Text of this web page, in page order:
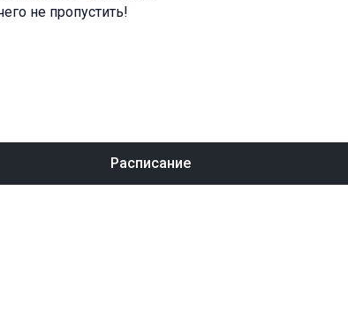
не пропустить!
Расписание